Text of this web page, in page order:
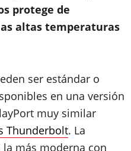
protege de
altas temperaturas
ser estándar o
en una versión
muy similar
Thunderbolt. La
más moderna con